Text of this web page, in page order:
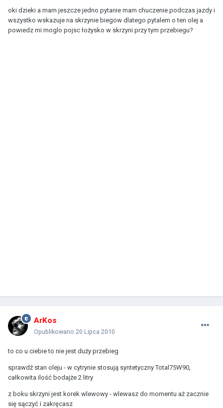
oki dzieki a mam jeszcze jedno pytanie mam chuczenie podczas jazdy i
wszystko wskazuje na skrzynie biegow dlatego pytalem o ten olej a
powiedz mi moglo pojsc łożysko w skrzyni przy tym przebiegu?
ArKos
Opublikowano 20 Lipca 2010
to co u ciebie to nie jest duży przebieg
sprawdź stan oleju - w cytrynie stosują syntetyczny Total75W90,
całkowita ilość bodajże 2 litry
z boku skrzyni jest korek wlewowy - wlewasz do momentu aż zacznie
się sączyć i zakręcasz